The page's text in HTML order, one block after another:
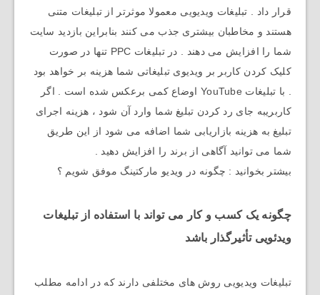
قرار داد . تبلیغات ویدیویی معمولا موثرتر از تبلیغات متنی
هستند و مخاطبان بیشتری جذب می کنند بنابراین بازدید سایت
شما را افزایش می دهند . در تبلیغات PPC تنها در صورت
کلیک کردن کاربر بر ویدیوی تبلیغاتی شما هزینه بر خواهد بود
. با تبلیغات YouTube اوضاع کمی برعکس شده است . اگر
کاربریبه جای رد کردن تبلیغ شما وارد آن شود ، هزینه اجرای
تبلیغ به هزینه بازاریابی شما اضافه می شود از این طریق
شما می توانید آگاهی از برند را افزایش دهید .
بیشتر بخوانید : چگونه در ویدیو مارکتینگ موفق شویم ؟
چگونه یک کسب و کار می تواند با استفاده از تبلیغات
ویدئویی تأثیرگذار باشد
تبلیغات ویدیویی روش های مختلفی دارند که در ادامه مطلب